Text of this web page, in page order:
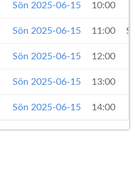
Sön 2025-06-15 10:00
Sön 2025-06-15 11:00
Sön 2025-06-15 12:00
Sön 2025-06-15 13:00
Sön 2025-06-15 14:00